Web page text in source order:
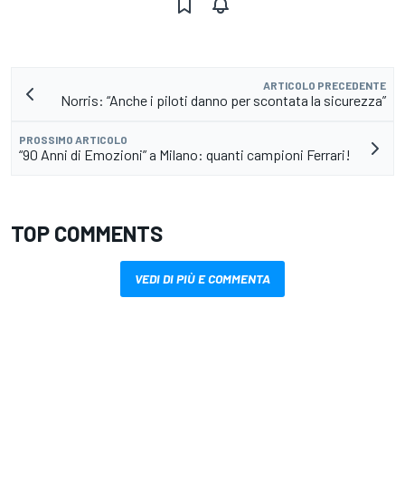
ARTICOLO PRECEDENTE
Norris: “Anche i piloti danno per scontata la sicurezza”
PROSSIMO ARTICOLO
“90 Anni di Emozioni” a Milano: quanti campioni Ferrari!
TOP COMMENTS
VEDI DI PIÙ E COMMENTA